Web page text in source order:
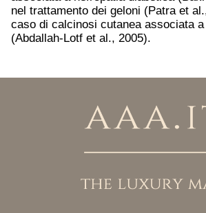
nel trattamento dei geloni (Patra et
caso di calcinosi cutanea associata
(Abdallah-Lotf et al., 2005).